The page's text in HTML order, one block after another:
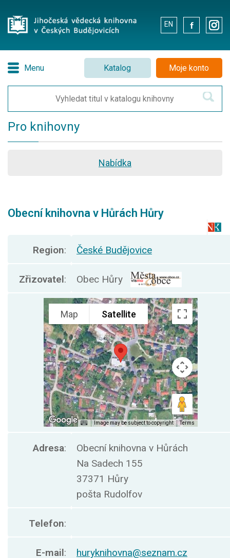
EN . .
Menu Katalog Moje konto
Pro knihovny
Nabídka
Obecní knihovna v Hůrách Hůry
Region: České Budějovice
Zřizovatel: Obec Hůry
Adresa:
Obecní knihovna v Hůrách
Na Sadech 155
37371 Hůry
pošta Rudolfov
Telefon:
E-mail: huryknihovna@seznam.cz